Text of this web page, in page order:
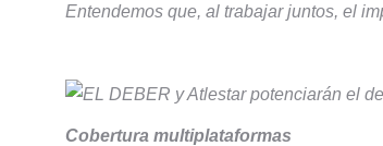
Entendemos que, al trabajar juntos, el
Cobertura multiplataformas